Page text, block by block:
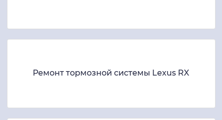
Ремонт тормозной системы Lexus RX